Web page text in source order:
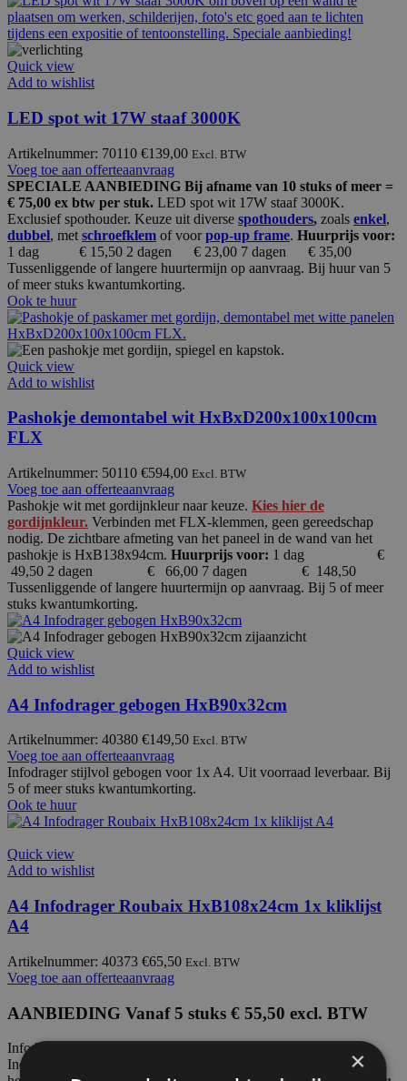
Quick view
Add to wishlist
LED spot wit 17W staaf 3000K
Artikelnummer: 70110 €139,00 Excl. BTW
Voeg toe aan offerteaanvraag
SPECIALE AANBIEDING Bij afname van 10 stuks of meer =
€ 75,00 ex btw per stuk. LED spot wit 17W staaf 3000K.
Exclusief spothouder. Keuze uit diverse spothouders, zoals enkel,
dubbel, met schroefklem of voorpop-up frame. Huurprijs voor:
1 dag € 15,50 2 dagen € 23,00 7 dagen € 35,00
Tussenliggende of langere huurtermijn op aanvraag. Bij huur van 5
of meer stuks kwantumkorting.
Ook te huur
Quick view
Add to wishlist
Pashokje demontabel wit HxBxD200x100x100cm
FLX
Artikelnummer: 50110 €594,00 Excl. BTW
Voeg toe aan offerteaanvraag
Pashokje wit met gordijnkleur naar keuze. Kies hier de
gordijnkleur. Verbinden met FLX-klemmen, geen gereedschap
nodig. De zichtbare afmeting van het paneel in de wand van het
pashokje is HxB138x94cm. Huurprijs voor: 1 dag €
49,50 2 dagen € 66,00 7 dagen € 148,50
Tussenliggende of langere huurtermijn op aanvraag. Bij 5 of meer
stuks kwantumkorting.
Quick view
Add to wishlist
A4 Infodrager gebogen HxB90x32cm
Artikelnummer: 40380 €149,50 Excl. BTW
Voeg toe aan offerteaanvraag
Infodrager stijlvol gebogen voor 1x A4. Uit voorraad leverbaar. Bij
5 of meer stuks kwantumkorting.
Ook te huur
Quick view
Add to wishlist
A4 Infodrager Roubaix HxB108x24cm 1x kliklijst
A4
Artikelnummer: 40373 €65,50 Excl. BTW
Voeg toe aan offerteaanvraag
AANBIEDING Vanaf 5 stuks € 55,50 excl. BTW
Infodrager met 1x A4 kliklijst (portrait). Uit voorraad leverbaar.
Indien u de kliklijst LANDSCAPE / LIGGEND georiënteerd wilt
×